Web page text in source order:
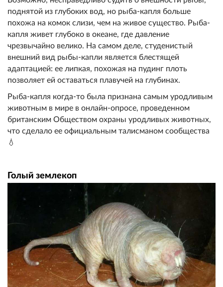
поднятой из глубоких вод, но рыба-капля больше
похожа на комок слизи, чем на живое существо. Рыба-
капля живет глубоко в океане, где давление
чрезвычайно велико. На самом деле, студенистый
внешний вид рыбы-капли является блестящей
адаптацией: ее липкая, похожая на пудинг плоть
позволяет ей оставаться плавучей на глубинах.
Рыба-капля когда-то была признана самым уродливым
животным в мире в онлайн-опросе, проведенном
британским Обществом охраны уродливых животных,
что сделало ее официальным талисманом сообщества
💧
Голый землекоп